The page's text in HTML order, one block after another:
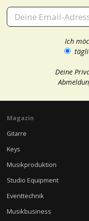
Ich
Deine
Magazin
Gitarre
Keys
Musikproduktion
Studio Equipment
Eventtechnik
Musikbusiness